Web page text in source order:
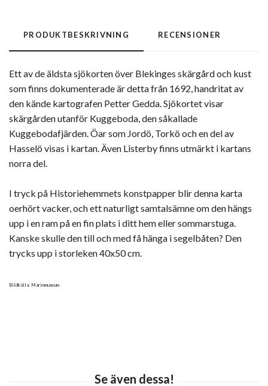
PRODUKTBESKRIVNING RECENSIONER
Ett av de äldsta sjökorten över Blekinges skärgård och kust
som finns dokumenterade är detta från 1692, handritat av
den kände kartografen Petter Gedda. Sjökortet visar
skärgården utanför Kuggeboda, den såkallade
Kuggebodafjärden. Öar som Jordö, Torkö och en del av
Hasselö visas i kartan. Även Listerby finns utmärkt i kartans
norra del.
I tryck på Historiehemmets konstpapper blir denna karta
oerhört vacker, och ett naturligt samtalsämne om den hängs
upp i en ram på en fin plats i ditt hem eller sommarstuga.
Kanske skulle den till och med få hänga i segelbåten? Den
trycks upp i storleken 40x50 cm.
Bildkälla: Marinmuseum